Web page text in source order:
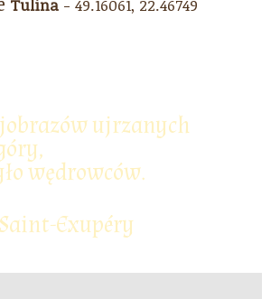
Tulina - 49.16061, 22.46749
ujrzanych
wędrowców.
Exupéry